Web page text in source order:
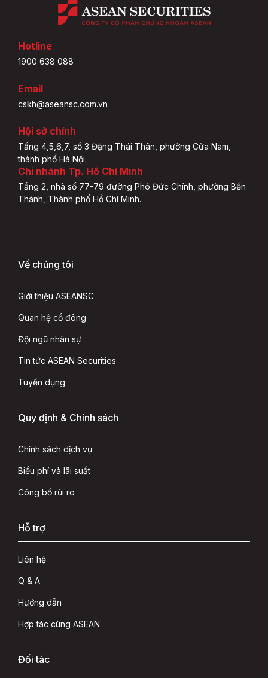
Hotline
1900 638 088
Email
cskh@aseansc.com.vn
Hội sở chính
Tầng 4,5,6,7, số 3 Đặng Thái Thân, phường Cửa Nam,
thành phố Hà Nội.
Chi nhánh Tp. Hồ Chí Minh
Tầng 2, nhà số 77-79 đường Phó Đức Chính, phường Bến
Thành, Thành phố Hồ Chí Minh.
Về chúng tôi
Giới thiệu ASEANSC
Quan hệ cổ đông
Đội ngũ nhân sự
Tin tức ASEAN Securities
Tuyển dụng
Quy định & Chính sách
Chính sách dịch vụ
Biểu phí và lãi suất
Công bố rủi ro
Hỗ trợ
Liên hệ
Q & A
Hướng dẫn
Hợp tác cùng ASEAN
Đối tác